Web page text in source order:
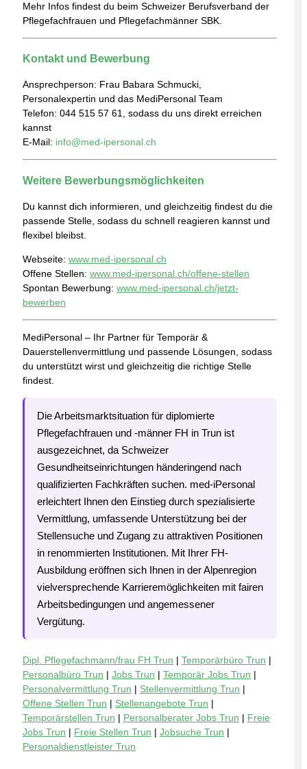
Mehr Infos findest du beim Schweizer Berufsverband der
Pflegefachfrauen und Pflegefachmänner SBK
Kontakt und Bewerbung
Ansprechperson: Frau Babara Schmucki,
Personalexpertin und das MediPersonal Team
Telefon: 044 515 57 61, sodass du uns direkt erreichen
kannst
E-Mail: info@med-ipersonal.ch
Weitere Bewerbungsmöglichkeiten
Du kannst dich informieren, und gleichzeitig findest du die
passende Stelle, sodass du schnell reagieren kannst und
flexibel bleibst.
Webseite: www.med-ipersonal.ch
Offene Stellen: www.med-ipersonal.ch/offene-stellen
Spontan Bewerbung: www.med-ipersonal.ch/jetzt-
bewerben
MediPersonal – Ihr Partner für Temporär &
Dauerstellenvermittlung und passende Lösungen, sodass
du unterstützt wirst und gleichzeitig die richtige Stelle
findest.
Die Arbeitsmarktsituation für diplomierte
Pflegefachfrauen und -männer FH in Trun ist
ausgezeichnet, da Schweizer
Gesundheitseinrichtungen händeringend nach
qualifizierten Fachkräften suchen. med-iPersonal
erleichtert Ihnen den Einstieg durch spezialisierte
Vermittlung, umfassende Unterstützung bei der
Stellensuche und Zugang zu attraktiven Positionen
in renommierten Institutionen. Mit Ihrer FH-
Ausbildung eröffnen sich Ihnen in der Alpenregion
vielversprechende Karrieremöglichkeiten mit fairen
Arbeitsbedingungen und angemessener
Vergütung.
Dipl. Pflegefachmann/frau FH Trun | Temporärbüro Trun |
Personalbüro Trun | Jobs Trun | Temporär Jobs Trun |
Personalvermittlung Trun | Stellenvermittlung Trun |
Offene Stellen Trun | Stellenangebote Trun |
Temporärstellen Trun | Personalberater Jobs Trun | Freie
Jobs Trun | Freie Stellen Trun | Jobsuche Trun |
Personaldienstleister Trun